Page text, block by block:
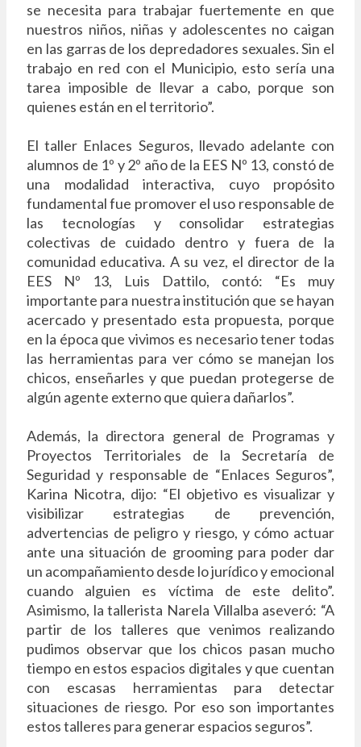
se necesita para trabajar fuertemente en que
nuestros niños, niñas y adolescentes no caigan
en las garras de los depredadores sexuales. Sin el
trabajo en red con el Municipio, esto sería una
tarea imposible de llevar a cabo, porque son
quienes están en el territorio”.
El taller Enlaces Seguros, llevado adelante con
alumnos de 1º y 2º año de la EES Nº 13, constó de
una modalidad interactiva, cuyo propósito
fundamental fue promover el uso responsable de
las tecnologías y consolidar estrategias
colectivas de cuidado dentro y fuera de la
comunidad educativa. A su vez, el director de la
EES Nº 13, Luis Dattilo, contó: “Es muy
importante para nuestra institución que se hayan
acercado y presentado esta propuesta, porque
en la época que vivimos es necesario tener todas
las herramientas para ver cómo se manejan los
chicos, enseñarles y que puedan protegerse de
algún agente externo que quiera dañarlos”.
Además, la directora general de Programas y
Proyectos Territoriales de la Secretaría de
Seguridad y responsable de “Enlaces Seguros”,
Karina Nicotra, dijo: “El objetivo es visualizar y
visibilizar estrategias de prevención,
advertencias de peligro y riesgo, y cómo actuar
ante una situación de grooming para poder dar
un acompañamiento desde lo jurídico y emocional
cuando alguien es víctima de este delito”.
Asimismo, la tallerista Narela Villalba aseveró: “A
partir de los talleres que venimos realizando
pudimos observar que los chicos pasan mucho
tiempo en estos espacios digitales y que cuentan
con escasas herramientas para detectar
situaciones de riesgo. Por eso son importantes
estos talleres para generar espacios seguros”.